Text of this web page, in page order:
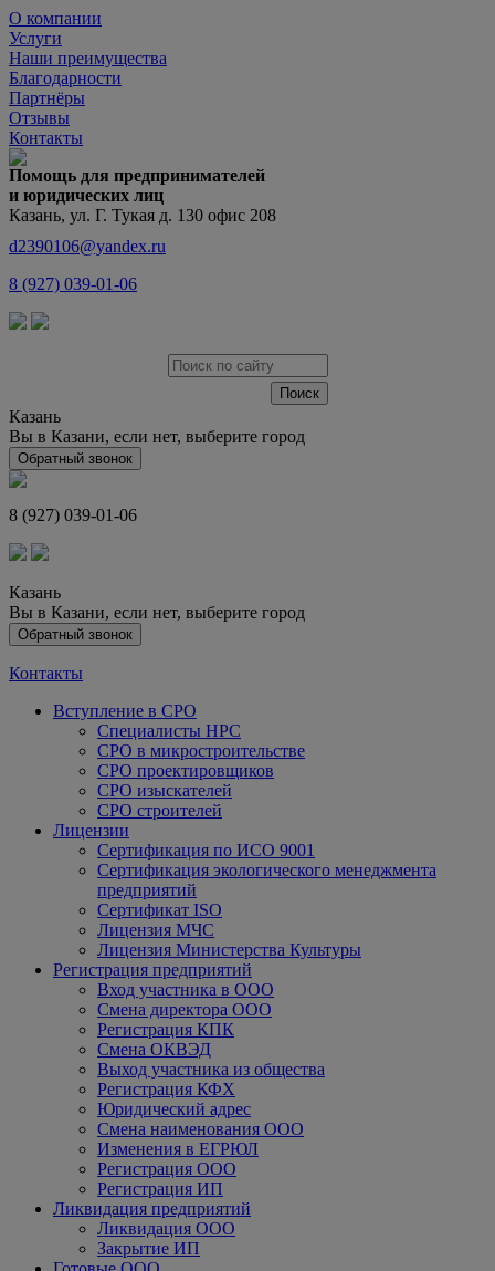
О компании
Услуги
Наши преимущества
Благодарности
Партнёры
Отзывы
Контакты
Помощь для предпринимателей
и юридических лиц
Казань, ул. Г. Тукая д. 130 офис 208
d2390106@yandex.ru
8 (927) 039-01-06
Казань
Вы в Казани, если нет, выберите город
Обратный звонок
8 (927) 039-01-06
Казань
Вы в Казани, если нет, выберите город
Обратный звонок
Контакты
Вступление в СРО
Специалисты НРС
СРО в микростроительстве
СРО проектировщиков
СРО изыскателей
СРО строителей
Лицензии
Сертификация по ИСО 9001
Сертификация экологического менеджмента
предприятий
Сертификат ISO
Лицензия МЧС
Лицензия Министерства Культуры
Регистрация предприятий
Вход участника в ООО
Смена директора ООО
Регистрация КПК
Смена ОКВЭД
Выход участника из общества
Регистрация КФХ
Юридический адрес
Смена наименования ООО
Изменения в ЕГРЮЛ
Регистрация ООО
Регистрация ИП
Ликвидация предприятий
Ликвидация ООО
Закрытие ИП